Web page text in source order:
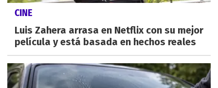
CINE
Luis Zahera arrasa en Netflix con su mejor
película y está basada en hechos reales